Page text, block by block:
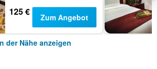
125 € Zum Angebot
der Nähe anzeigen